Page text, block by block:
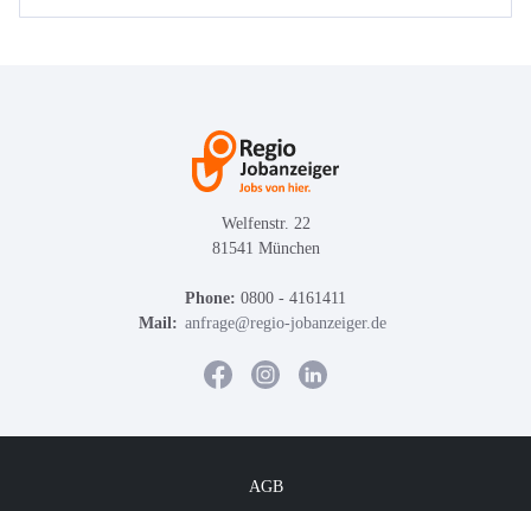
Welfenstr. 22
81541 München
Phone: 0800 - 4161411
Mail: anfrage@regio-jobanzeiger.de
AGB